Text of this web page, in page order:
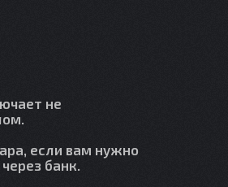
не
если вам нужно
банк.